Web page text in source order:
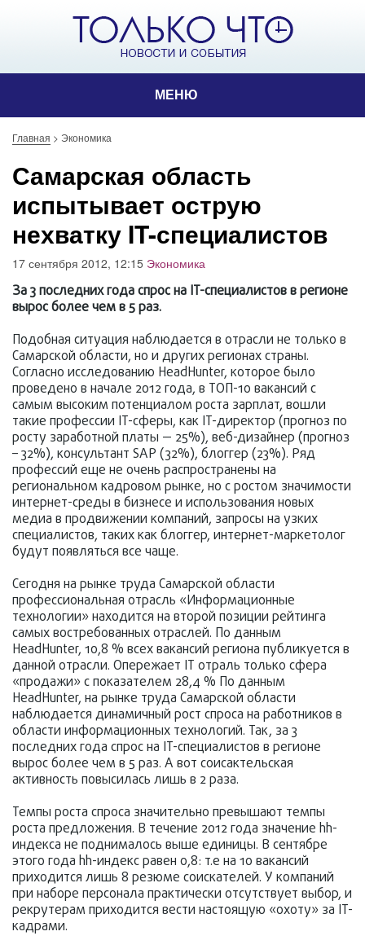
МЕНЮ
Главная > Экономика
Самарская область
испытывает острую
нехватку IT-специалистов
17 сентября 2012, 12:15 Экономика
За 3 последних года спрос на IT-специалистов в регионе
вырос более чем в 5 раз.
Подобная ситуация наблюдается в отрасли не только в
Самарской области, но и других регионах страны.
Согласно исследованию HeadHunter, которое было
проведено в начале 2012 года, в ТОП-10 вакансий с
самым высоким потенциалом роста зарплат, вошли
такие профессии IT-сферы, как IT-директор (прогноз по
росту заработной платы — 25%), веб-дизайнер (прогноз
– 32%), консультант SAP (32%), блоггер (23%). Ряд
профессий еще не очень распространены на
региональном кадровом рынке, но с ростом значимости
интернет-среды в бизнесе и использования новых
медиа в продвижении компаний, запросы на узких
специалистов, таких как блоггер, интернет-маркетолог
будут появляться все чаще.
Cегодня на рынке труда Самарской области
профессиональная отрасль «Информационные
технологии» находится на второй позиции рейтинга
самых востребованных отраслей. По данным
HeadHunter, 10,8 % всех вакансий региона публикуется в
данной отрасли. Опережает IT отраль только сфера
«продажи» с показателем 28,4 % По данным
HeadHunter, на рынке труда Самарской области
наблюдается динамичный рост спроса на работников в
области информационных технологий. Так, за 3
последних года спрос на IT-специалистов в регионе
вырос более чем в 5 раз. А вот соисактельская
активность повысилась лишь в 2 раза.
Темпы роста спроса значительно превышают темпы
роста предложения. В течение 2012 года значение hh-
индекса не поднималось выше единицы. В сентябре
этого года hh-индекс равен 0,8: т.е на 10 вакансий
приходится лишь 8 резюме соискателей. У компаний
при наборе персонала практически отсутствует выбор, и
рекрутерам приходится вести настоящую «охоту» за IT-
кадрами.